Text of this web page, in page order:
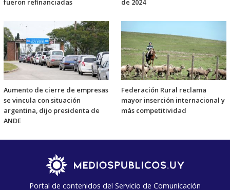
fueron refinanciadas
de 2024
Aumento de cierre de empresas
se vincula con situación
argentina, dijo presidenta de
ANDE
Federación Rural reclama
mayor inserción internacional y
más competitividad
Portal de contenidos del Servicio de Comunicación